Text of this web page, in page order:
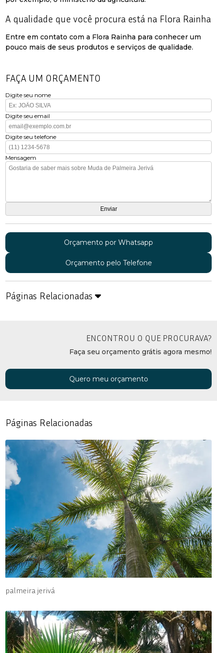
A qualidade que você procura está na Flora Rainha
Entre em contato com a Flora Rainha para conhecer um
pouco mais de seus produtos e serviços de qualidade.
FAÇA UM ORÇAMENTO
Digite seu nome
Digite seu email
Digite seu telefone
Mensagem
Orçamento por Whatsapp
Orçamento pelo Telefone
Páginas Relacionadas
ENCONTROU O QUE PROCURAVA?
Faça seu orçamento grátis agora mesmo!
Quero meu orçamento
Páginas Relacionadas
palmeira jerivá